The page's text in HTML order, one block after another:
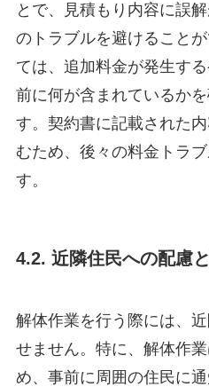
とで、見積もり内容に誤
のトラブルを避けること
ては、追加料金が発生す
前に何が含まれているか
す。契約書に記載された
むため、後々の料金トラ
す。
4.2. 近隣住民への配慮
解体作業を行う際には、
せません。特に、解体作
め、事前に周囲の住民に